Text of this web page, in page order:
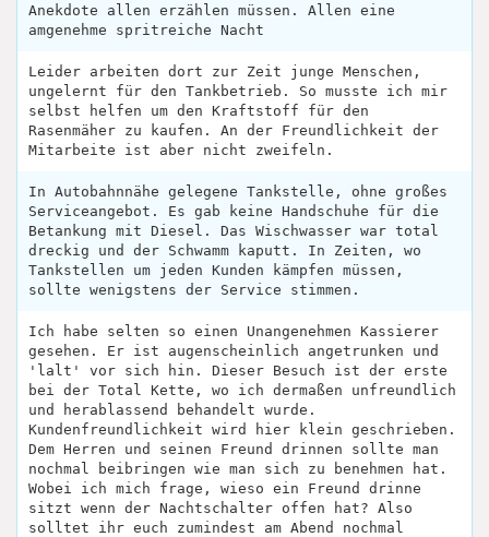
Anekdote allen erzählen müssen. Allen eine
amgenehme spritreiche Nacht
Leider arbeiten dort zur Zeit junge Menschen,
ungelernt für den Tankbetrieb. So musste ich mir
selbst helfen um den Kraftstoff für den
Rasenmäher zu kaufen. An der Freundlichkeit der
Mitarbeite ist aber nicht zweifeln.
In Autobahnnähe gelegene Tankstelle, ohne großes
Serviceangebot. Es gab keine Handschuhe für die
Betankung mit Diesel. Das Wischwasser war total
dreckig und der Schwamm kaputt. In Zeiten, wo
Tankstellen um jeden Kunden kämpfen müssen,
sollte wenigstens der Service stimmen.
Ich habe selten so einen Unangenehmen Kassierer
gesehen. Er ist augenscheinlich angetrunken und
'lalt' vor sich hin. Dieser Besuch ist der erste
bei der Total Kette, wo ich dermaßen unfreundlich
und herablassend behandelt wurde.
Kundenfreundlichkeit wird hier klein geschrieben.
Dem Herren und seinen Freund drinnen sollte man
nochmal beibringen wie man sich zu benehmen hat.
Wobei ich mich frage, wieso ein Freund drinne
sitzt wenn der Nachtschalter offen hat? Also
solltet ihr euch zumindest am Abend nochmal